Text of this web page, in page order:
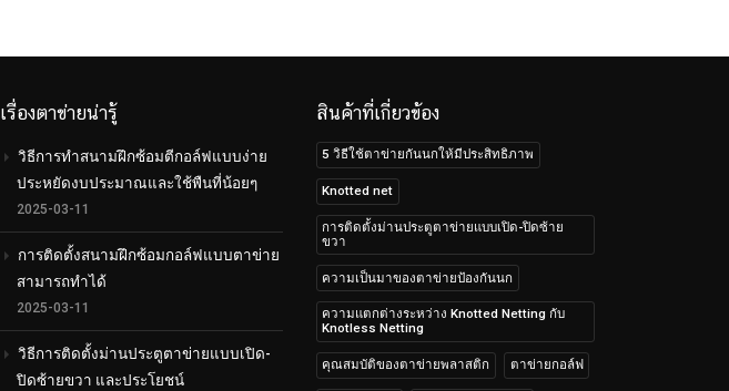
เรื่องตาข่ายน่ารู้
วิธีการทำสนามฝึกซ้อมตีกอล์ฟแบบง่าย
ประหยัดงบประมาณและใช้พืนที่น้อยๆ
2025-03-11
การติดตั้งสนามฝึกซ้อมกอล์ฟแบบตาข่าย
สามารถทำได้
2025-03-11
วิธีการติดตั้งม่านประตูตาข่ายแบบเปิด-
ปิดซ้ายขวา และประโยชน์
สินค้าที่เกี่ยวข้อง
5 วิธีใช้ตาข่ายกันนกให้มีประสิทธิภาพ
Knotted net
การติดตั้งม่านประตูตาข่ายแบบเปิด-ปิดซ้าย
ขวา
ความเป็นมาของตาข่ายป้องกันนก
ความแตกต่างระหว่าง Knotted Netting กับ
Knotless Netting
คุณสมบัติของตาข่ายพลาสติก ตาข่ายกอล์ฟ